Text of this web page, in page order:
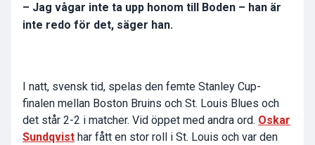
– Jag vågar inte ta upp honom till Boden – han är
inte redo för det, säger han.
I natt, svensk tid, spelas den femte Stanley Cup-
finalen mellan Boston Bruins och St. Louis Blues och
det står 2-2 i matcher. Vid öppet med andra ord. Oskar
Sundqvist har fått en stor roll i St. Louis och var den